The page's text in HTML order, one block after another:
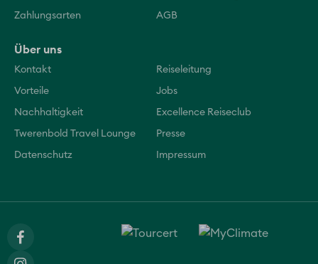
Zahlungsarten AGB
Über uns
Kontakt Reiseleitung
Vorteile Jobs
Nachhaltigkeit Excellence Reiseclub
Twerenbold Travel Lounge Presse
Datenschutz Impressum